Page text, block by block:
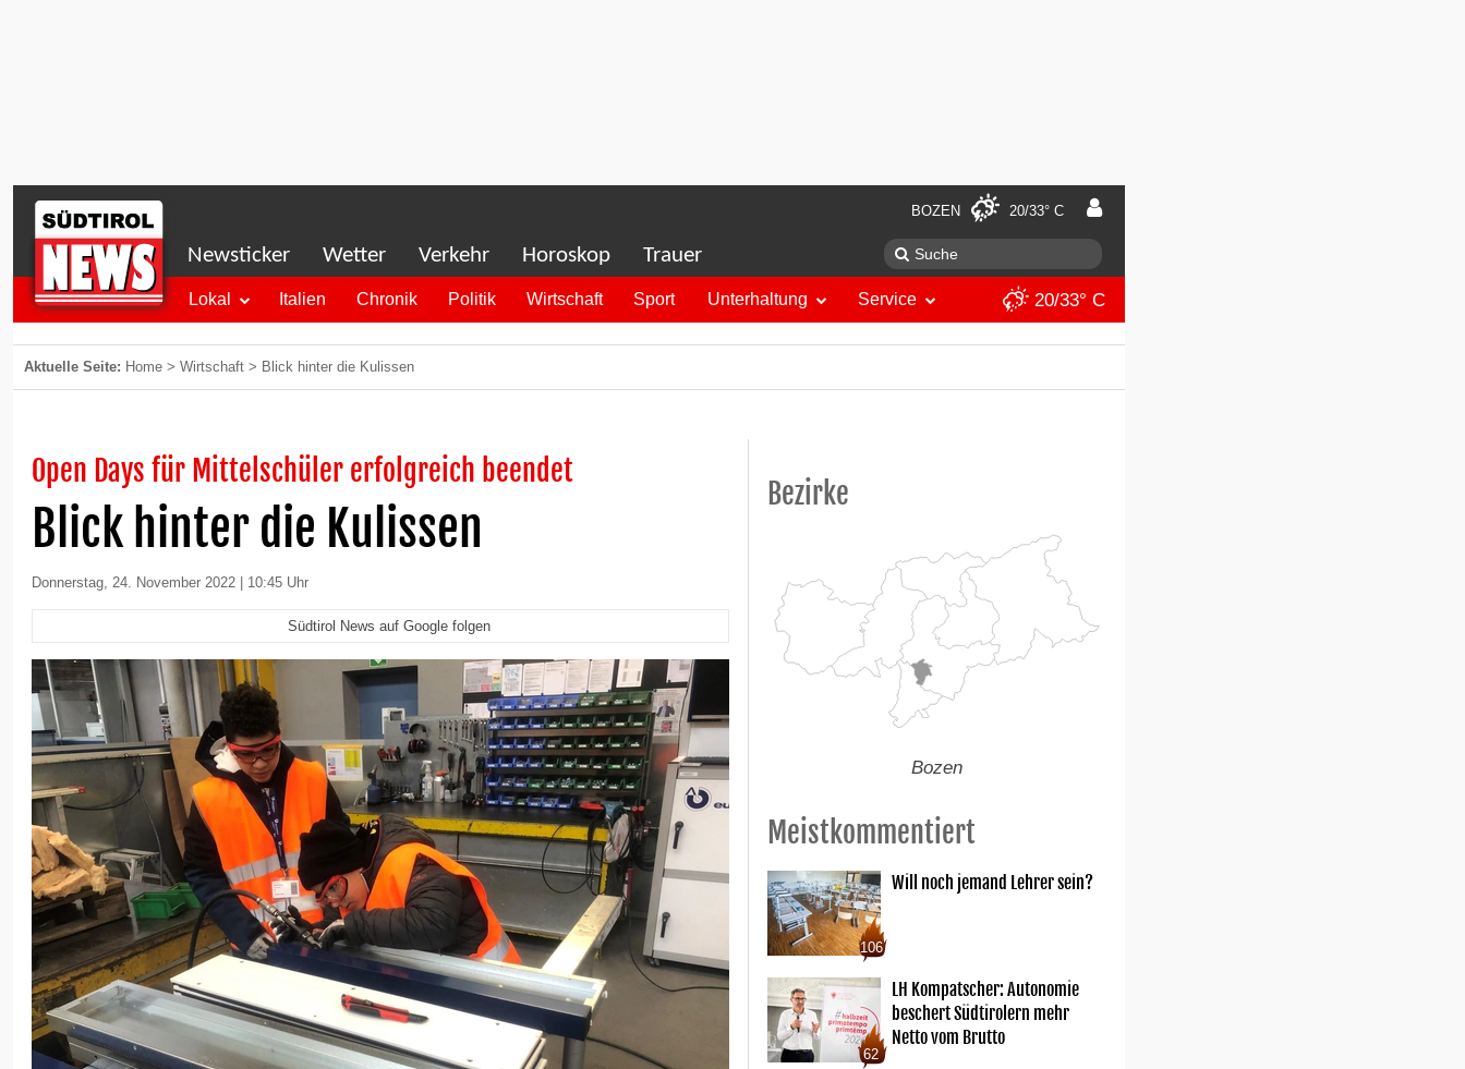
BOZEN 20/33° C
Newsticker Wetter Verkehr Horoskop Trauer
Lokal Italien Chronik Politik Wirtschaft Sport Unterhaltung Service 20/33° C
Aktuelle Seite: Home > Wirtschaft > Blick hinter die Kulissen
Open Days für Mittelschüler erfolgreich beendet
Blick hinter die Kulissen
Donnerstag, 24. November 2022 | 10:45 Uhr
Südtirol News auf Google folgen
Bezirke
Bozen
Meistkommentiert
106
Will noch jemand Lehrer sein?
62
LH Kompatscher: Autonomie
beschert Südtirolern mehr
Netto vom Brutto